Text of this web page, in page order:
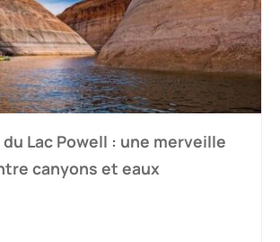
Lac Powell : une merveille
canyons et eaux